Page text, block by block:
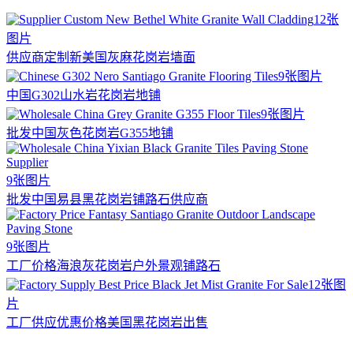
12张
图片
供应商定制新美国灰麻花岗岩墙面
9张图片
中国G302山水岩花岗岩地铺
9张图片
批发中国灰色花岗岩G355地铺
9张图片
批发中国易县黑花岗岩铺路石供应商
9张图片
工厂价格海浪灰花岗岩户外景观铺路石
12张图
片
工厂供应优惠价格美国黑花岗岩出售